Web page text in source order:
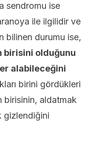
sendromu ise
ile ilgilidir ve
bilinen durumu ise,
birisini olduğunu
alabileceğini
birini gördükleri
birisinin, aldatmak
gizlendiğini